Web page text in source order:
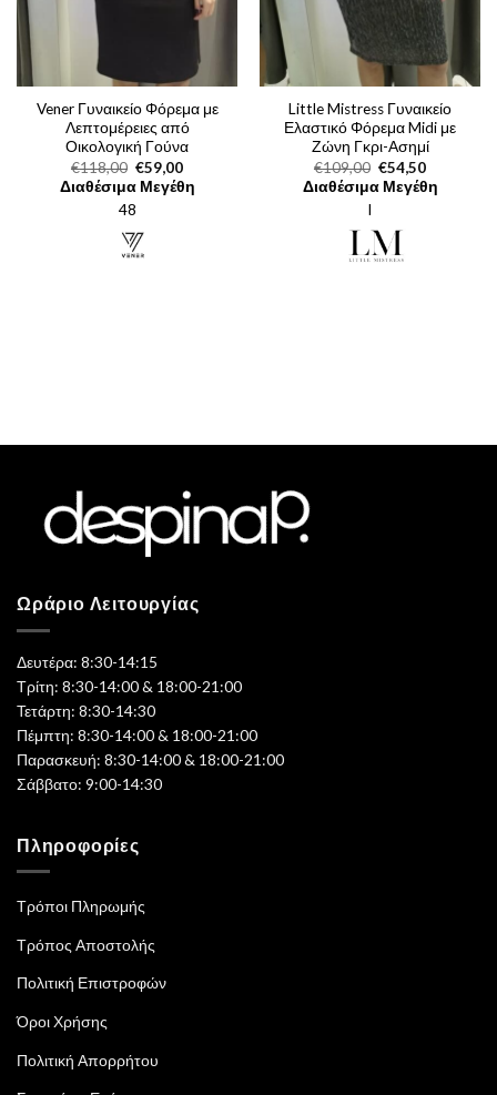
Vener Γυναικείο Φόρεμα με
Λεπτομέρειες από
Οικολογική Γούνα
€118,00 Original
price
was:
€118,00.
€59,00Η
τρέχουσα
τιμή
Διαθέσιμα Μεγέθη
48
Little Mistress Γυναικείο
Ελαστικό Φόρεμα Midi με
Ζώνη Γκρι-Ασημί
€109,00 Original
price
was:
€54,50Η
τρέχουσα
τιμή
Διαθέσιμα Μεγέθη
l
Ωράριο Λειτουργίας
Δευτέρα: 8:30-14:15
Τρίτη: 8:30-14:00 & 18:00-21:00
Τετάρτη: 8:30-14:30
Πέμπτη: 8:30-14:00 & 18:00-21:00
Παρασκευή: 8:30-14:00 & 18:00-21:00
Σάββατο: 9:00-14:30
Πληροφορίες
Τρόποι Πληρωμής
Τρόπος Αποστολής
Πολιτική Επιστροφών
Όροι Χρήσης
Πολιτική Απορρήτου